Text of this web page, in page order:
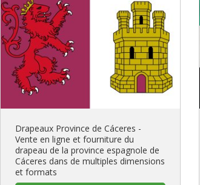
Drapeaux Province de Cáceres -
Vente en ligne et fourniture du
drapeau de la province espagnole de
Cáceres dans de multiples dimensions
et formats